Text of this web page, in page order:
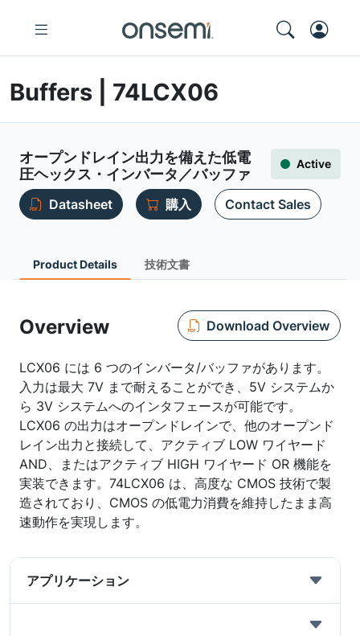
Buffers | 74LCX06
オープンドレイン出力を備えた低電
圧ヘックス・インバータ／バッファ
Active
Datasheet 購入 Contact Sales
Product Details 技術文書
Overview Download Overview
LCX06 には 6 つのインバータ/バッファがあります。
入力は最大 7V まで耐えることができ、5V システムか
ら 3V システムへのインタフェースが可能です。
LCX06 の出力はオープンドレインで、他のオープンド
レイン出力と接続して、アクティブ LOW ワイヤード
AND、またはアクティブ HIGH ワイヤード OR 機能を
実装できます。74LCX06 は、高度な CMOS 技術で製
造されており、CMOS の低電力消費を維持したまま高
速動作を実現します。
アプリケーション